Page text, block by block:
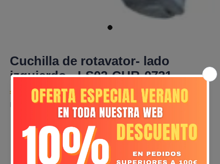
Cuchilla de rotavator- lado
izquierdo - LS02-CUR-0721
€6,41
Impuestos Incluidos.